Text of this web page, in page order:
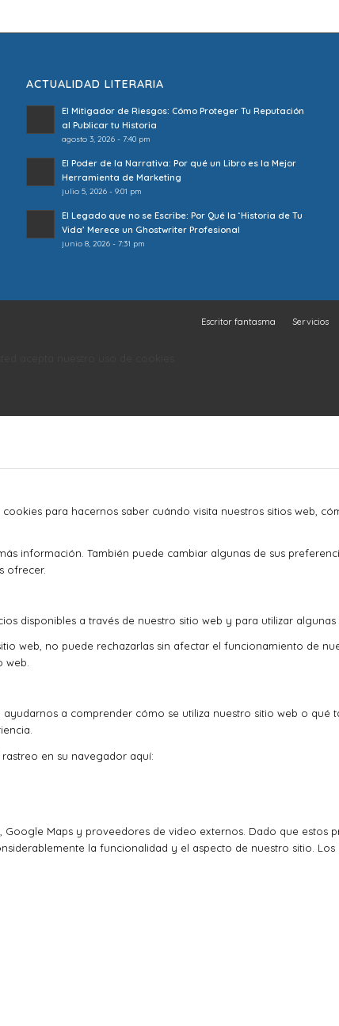
ACTUALIDAD LITERARIA
El Mitigador de Riesgos: Cómo Proteger Tu Reputación
al Publicar tu Historia
agosto 3, 2026 - 7:40 pm
El Poder de la Narrativa: Por qué un Libro es la Mejor
Herramienta de Marketing
julio 5, 2026 - 9:01 pm
El Legado que no se Escribe: Por Qué la ‘Historia de Tu
Vida’ Merece un Ghostwriter Profesional
junio 8, 2026 - 7:31 pm
Escritor fantasma Servicios
para hacernos saber cuándo visita nuestros sitios web,
información. También puede cambiar algunas de sus
ofrecer.
disponibles a través de nuestro sitio web y para utilizar algunas
web, no puede rechazarlas sin afectar el funcionamiento de
web.
a comprender cómo se utiliza nuestro sitio web o
en su navegador aquí:
Maps y proveedores de video externos. Dado que estos
la funcionalidad y el aspecto de nuestro sitio.